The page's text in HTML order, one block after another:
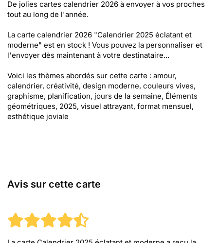
De jolies cartes calendrier 2026 à envoyer à vos proches
tout au long de l'année.
La carte calendrier 2026 "Calendrier 2025 éclatant et
moderne" est en stock ! Vous pouvez la personnaliser et
l'envoyer dès maintenant à votre destinataire...
Voici les thèmes abordés sur cette carte : amour,
calendrier, créativité, design moderne, couleurs vives,
graphisme, planification, jours de la semaine, Éléments
géométriques, 2025, visuel attrayant, format mensuel,
esthétique joviale
Avis sur cette carte